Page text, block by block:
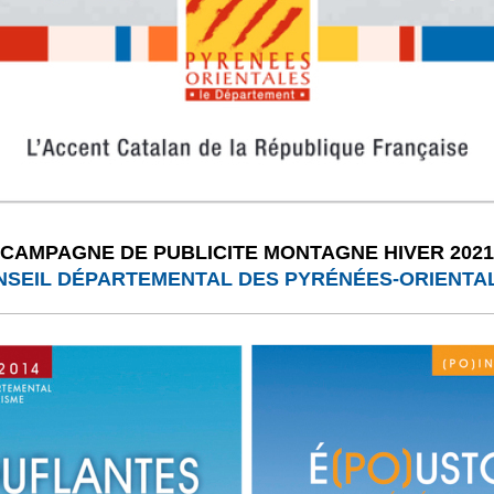
CAMPAGNE DE PUBLICITE MONTAGNE HIVER 2021
DÉPARTEMENTAL DES PYRÉNÉES-